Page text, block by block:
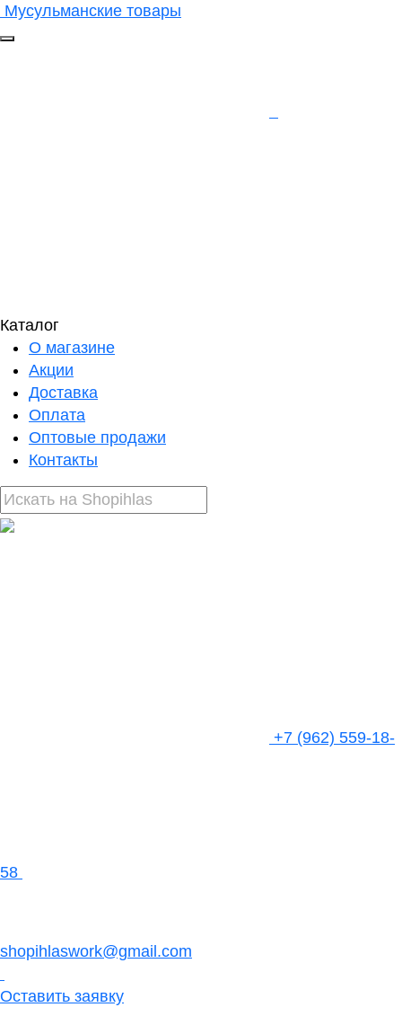
Мусульманские товары
Каталог
О магазине
Акции
Доставка
Оплата
Оптовые продажи
Контакты
+7 (962) 559-18-
58
shopihlaswork@gmail.com
Оставить заявку